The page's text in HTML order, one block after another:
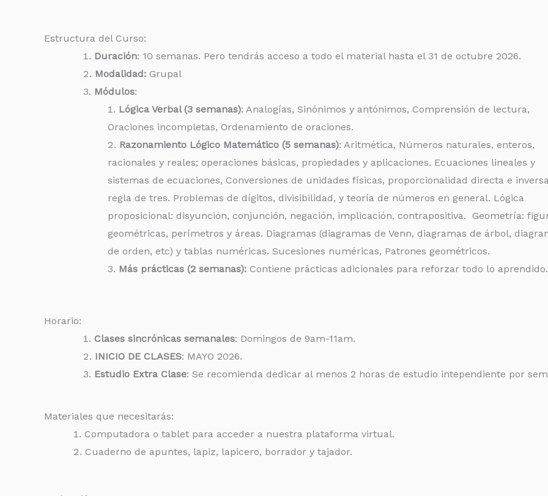
Estructura del Curso:
Duración: 10 semanas. Pero tendrás acceso a todo el material hasta el 31 de octubre 2026.
Modalidad: Grupal
Módulos:
Lógica Verbal (3 semanas): Analogías, Sinónimos y antónimos, Comprensión de lectura,
Oraciones incompletas, Ordenamiento de oraciones.
Razonamiento Lógico Matemático (5 semanas): Aritmética, Números naturales, enteros,
racionales y reales; operaciones básicas, propiedades y aplicaciones. Ecuaciones lineales y
sistemas de ecuaciones, Conversiones de unidades físicas, proporcionalidad directa e
regla de tres. Problemas de dígitos, divisibilidad, y teoría de números en general. Lógica
proposicional: disyunción, conjunción, negación, implicación, contrapositiva. Geometría:
geométricas, perímetros y áreas. Diagramas (diagramas de Venn, diagramas de árbol,
de orden, etc) y tablas numéricas. Sucesiones numéricas, Patrones geométricos.
Más prácticas (2 semanas): Contiene prácticas adicionales para reforzar todo lo aprendido.
Horario:
Clases sincrónicas semanales: Domingos de 9am-11am.
INICIO DE CLASES: MAYO 2026.
Estudio Extra Clase: Se recomienda dedicar al menos 2 horas de estudio intependiente por
Materiales que necesitarás:
Computadora o tablet para acceder a nuestra plataforma virtual.
Cuaderno de apuntes, lapiz, lapicero, borrador y tajador.